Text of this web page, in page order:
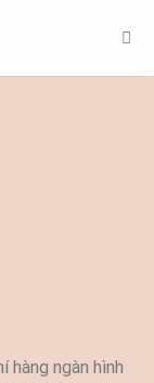
hàng ngàn hình